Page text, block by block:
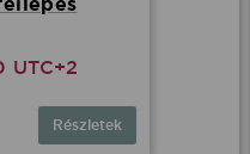
UTC+2
Részletek